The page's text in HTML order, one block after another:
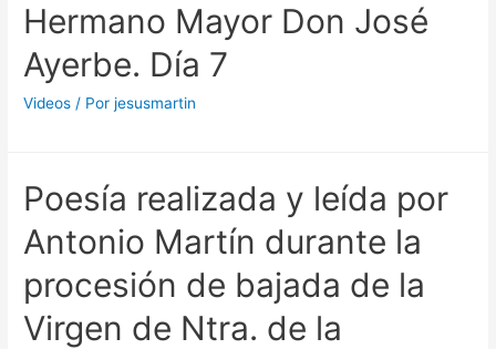
Hermano Mayor Don José
Ayerbe. Día 7
Videos / Porjesusmartin
Poesía realizada y leída por
Antonio Martín durante la
procesión de bajada de la
Virgen de Ntra. de la